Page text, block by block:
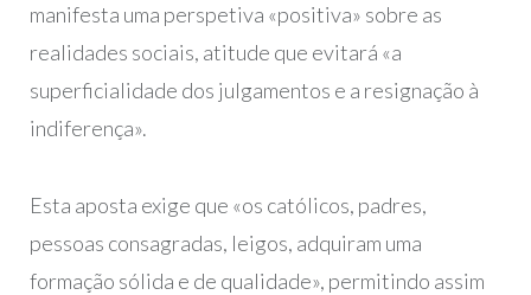
manifesta uma perspetiva «positiva» sobre as
realidades sociais, atitude que evitará «a
superficialidade dos julgamentos e a resignação à
indiferença».
Esta aposta exige que «os católicos, padres,
pessoas consagradas, leigos, adquiram uma
formação sólida e de qualidade», permitindo assim